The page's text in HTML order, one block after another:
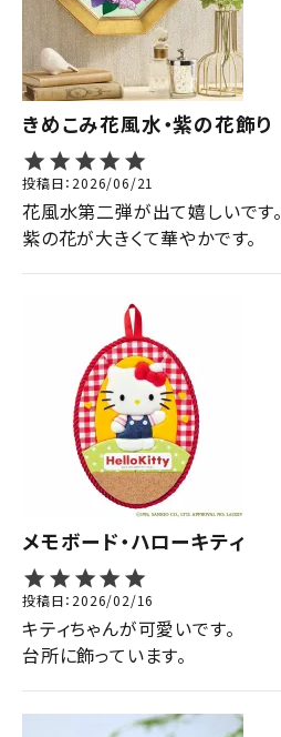
きめこみ花風水・紫の花飾り
投稿日 2026/06/21
花風水第二弾が出て嬉しいです。
紫の花が大きくて華やかです。
メモボード・ハローキティ
投稿日 2026/02/16
キティちゃんが可愛いです。
台所に飾っています。